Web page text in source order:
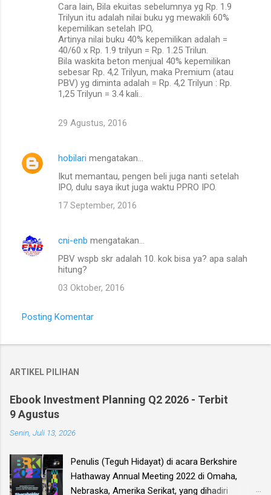
Cara lain, Bila ekuitas sebelumnya yg Rp. 1.9
Trilyun itu adalah nilai buku yg mewakili 60%
kepemilikan setelah IPO,
Artinya nilai buku 40% kepemilikan adalah =
40/60 x Rp. 1.9 trilyun = Rp. 1.25 Trilun.
Bila waskita beton menjual 40% kepemilikan
sebesar Rp. 4,2 Trilyun, maka Premium (atau
PBV) yg diminta adalah = Rp. 4,2 Trilyun : Rp.
1,25 Trilyun = 3.4 kali..
29 Agustus, 2016
hobilari mengatakan…
Ikut memantau, pengen beli juga nanti setelah
IPO, dulu saya ikut juga waktu PPRO IPO.
17 September, 2016
cni-enb mengatakan…
PBV wspb skr adalah 10. kok bisa ya? apa salah
hitung?
03 Oktober, 2016
Posting Komentar
ARTIKEL PILIHAN
Ebook Investment Planning Q2 2026 - Terbit
9 Agustus
Senin, Juli 13, 2026
Penulis (Teguh Hidayat) di acara Berkshire
Hathaway Annual Meeting 2022 di Omaha,
Nebraska, Amerika Serikat, yang dihadiri